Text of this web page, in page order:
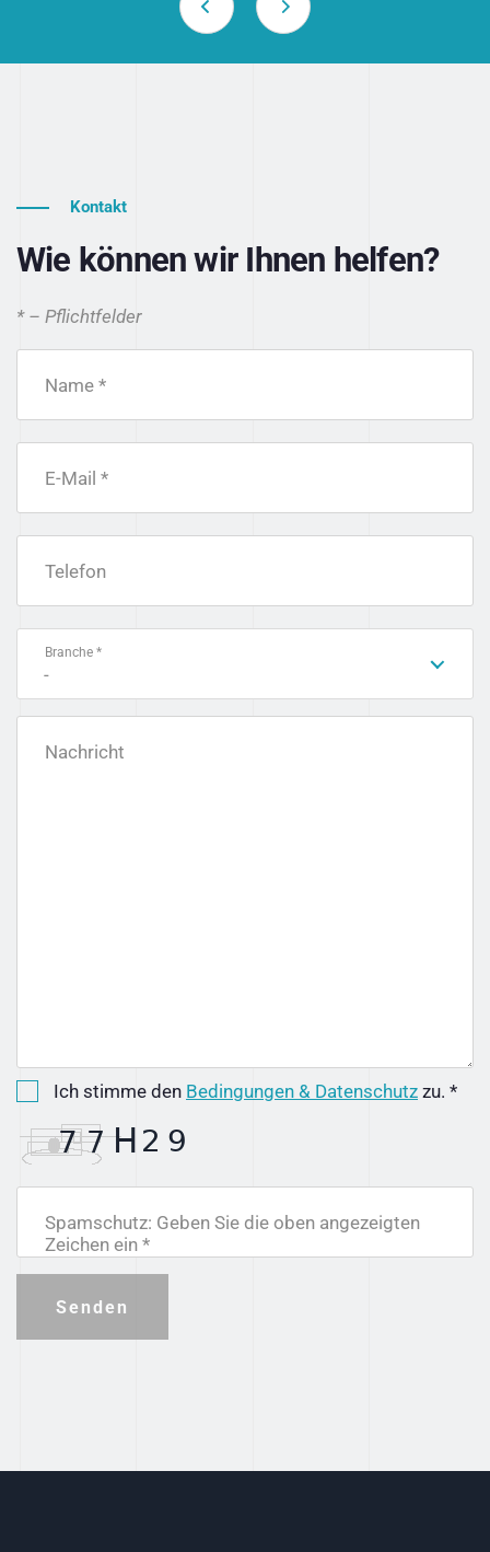
Kontakt
Wie können wir Ihnen helfen?
* – Pflichtfelder
Name *
E-Mail *
Telefon
Branche *
-
Nachricht
Ich stimme den Bedingungen & Datenschutz zu. *
Spamschutz: Geben Sie die oben angezeigten
Zeichen ein *
Senden